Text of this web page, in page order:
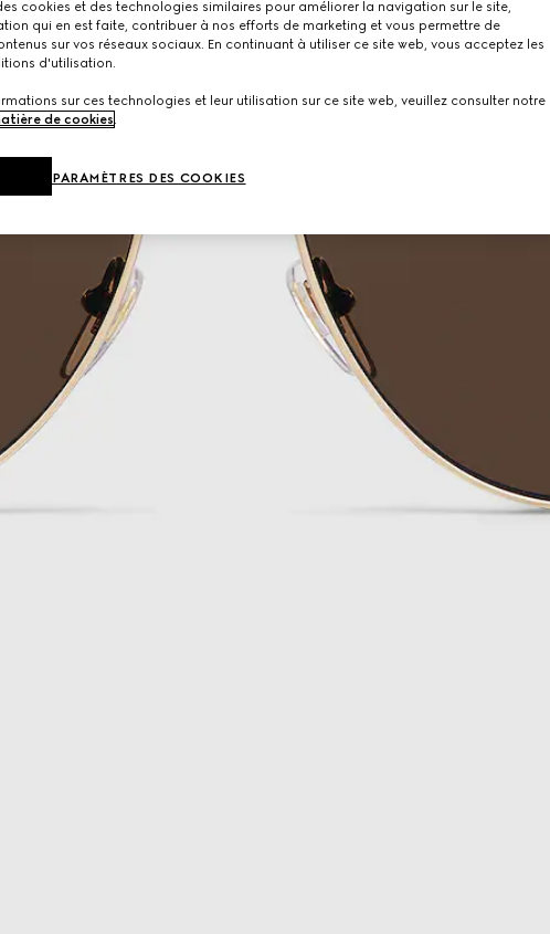
cookies et des technologies similaires pour améliorer la navigation sur le site,
qui en est faite, contribuer à nos efforts de marketing et vous permettre de
sur vos réseaux sociaux. En continuant à utiliser ce site web, vous acceptez les
d'utilisation.
sur ces technologies et leur utilisation sur ce site web, veuillez consulter notre
de cookies
PARAMÈTRES DES COOKIES